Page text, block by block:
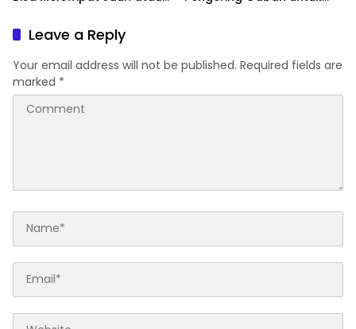
Leave a Reply
Your email address will not be published. Required fields are
marked *